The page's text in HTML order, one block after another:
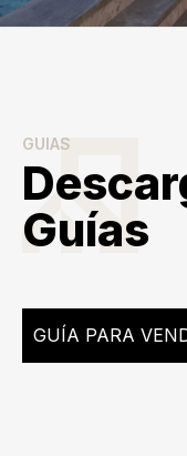
GUIAS
Guías
GUÍA PARA